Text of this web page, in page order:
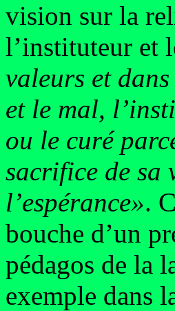
vision sur la
l’instituteur et
valeurs et
et le mal,
ou le curé
sacrifice de sa
l’espérance».
bouche d’un
pédagos de la
exemple dans